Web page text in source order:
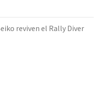
reviven el Rally Diver